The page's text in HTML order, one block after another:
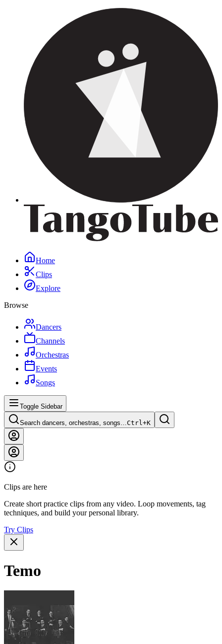
Home
Clips
Explore
Browse
Dancers
Channels
Orchestras
Events
Songs
Toggle Sidebar
Search dancers, orchestras, songs…Ctrl+K
Clips are here
Create short practice clips from any video. Loop movements, tag
techniques, and build your personal library.
Try Clips
Temo